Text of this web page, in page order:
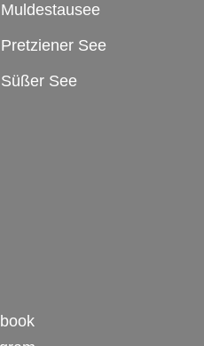
Muldestausee
Pretziener See
Süßer See